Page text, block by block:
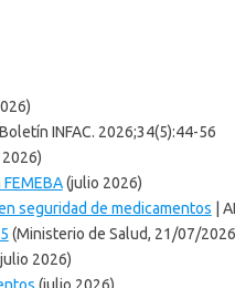
Boletín INFAC. 2026;34(5):44-56
(julio 2026)
seguridad de medicamentos |
(Ministerio de Salud, 21/07/
2026)